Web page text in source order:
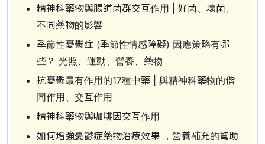
精神科藥物與腸道菌群交互作用 | 好菌、壞菌、
不同藥物的影響
季節性憂鬱症 (季節性情感障礙) 因應策略有哪
些？ 光照、運動、營養、藥物
抗憂鬱最有作用的17種中藥 | 與精神科藥物的偕
同作用、交互作用
精神科藥物與咖啡因交互作用
如何增強憂鬱症藥物治療效果 ，營養補充的幫助